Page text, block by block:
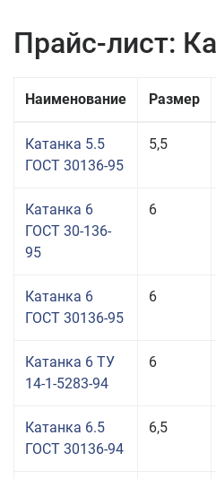
Прайс-лист:
Наименование Размер
Катанка 5.5
ГОСТ 30136-95
5,5
Катанка 6
ГОСТ 30-136-
95
6
Катанка 6
ГОСТ 30136-95
6
Катанка 6 ТУ
14-1-5283-94
6
Катанка 6.5
ГОСТ 30136-94
6,5